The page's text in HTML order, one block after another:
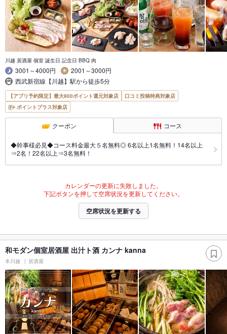
川越 居酒屋 個室 誕生日 記念日 BBQ 肉
3001～4000円
2001～3000円
西武新宿線【川越】駅から徒歩5分
【アプリ予約限定】最大800ポイント還元対象店
口コミ投稿特典対象店
ポイントプラス対象店
クーポン コース
◆幹事様必見◆コース料金最大５名無料◎ 6名以上1名無料！14名以上
⇒2名！22名以上⇒3名無料！
カレンダーの更新に失敗しました。
下記ボタンを押して空席状況を更新してください。
空席状況を更新する
和モダン個室居酒屋 出汁ト酒 カンナ kanna
本川越 居酒屋